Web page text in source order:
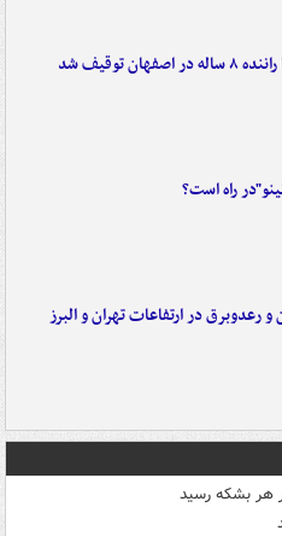
توقیف شد
راه است؟
و رعدوبرق در ارتفاعات تهران و البرز